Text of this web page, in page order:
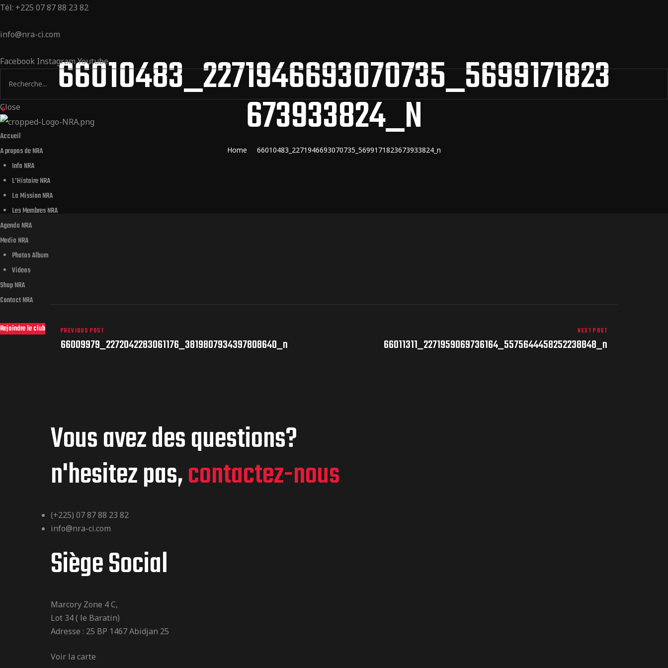
Tél: +225 07 87 88 23 82
info@nra-ci.com
Facebook Instagram Youtube
Close
0
Accueil
A propos de NRA
Info NRA
L’Histoire NRA
La Mission NRA
Les Membres NRA
Agenda NRA
Media NRA
Photos Album
Videos
Shop NRA
Contact NRA
Rejoindre le club
66010483_2271946693070735_5699171823
673933824_N
Home 66010483_2271946693070735_5699171823673933824_n
PREVIOUS POST
66009979_2272042283061176_3819807934397808640_n
NEXT POST
66011311_2271959069736164_5575644458252238848_n
Vous avez des questions?
n'hesitez pas,contactez-nous
(+225) 07 87 88 23 82
info@nra-ci.com
Siège Social
Marcory Zone 4 C,
Lot 34 ( le Baratin)
Adresse : 25 BP 1467 Abidjan 25
Voir la carte